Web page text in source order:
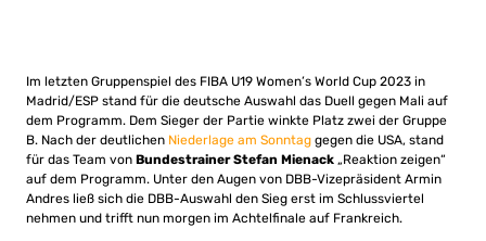
Im letzten Gruppenspiel des FIBA U19 Women’s World Cup 2023 in
Madrid/ESP stand für die deutsche Auswahl das Duell gegen Mali auf
dem Programm. Dem Sieger der Partie winkte Platz zwei der Gruppe
B. Nach der deutlichen Niederlage am Sonntag gegen die USA, stand
für das Team von Bundestrainer Stefan Mienack „Reaktion zeigen“
auf dem Programm. Unter den Augen von DBB-Vizepräsident Armin
Andres ließ sich die DBB-Auswahl den Sieg erst im Schlussviertel
nehmen und trifft nun morgen im Achtelfinale auf Frankreich.